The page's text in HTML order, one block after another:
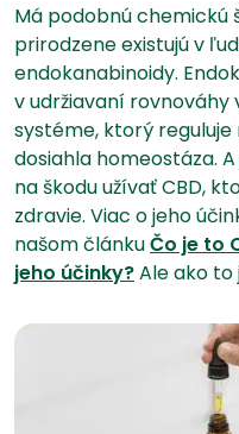
Má podobnú chemickú
prirodzene existujú v
endokanabinoidy.
v udržiavaní
systéme, ktorý
dosiahla homeostáza.
na škodu užívať CBD,
zdravie. Viac o jeho
našom článkuČo je to
jeho účinky?Ale ako